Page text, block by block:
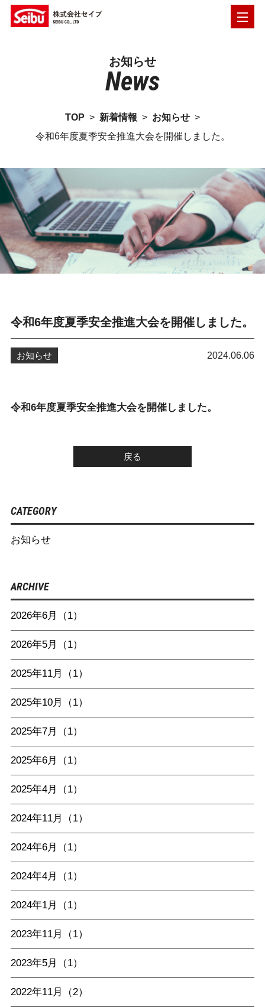
お知らせ
News
TOP > 新着情報 > お知らせ >
令和6年度夏季安全推進大会を開催しました。
令和6年度夏季安全推進大会を開催しました。
お知らせ 2024.06.06
令和6年度夏季安全推進大会を開催しました。
戻る
CATEGORY
お知らせ
ARCHIVE
2026年6月（1）
2026年5月（1）
2025年11月（1）
2025年10月（1）
2025年7月（1）
2025年6月（1）
2025年4月（1）
2024年11月（1）
2024年6月（1）
2024年4月（1）
2024年1月（1）
2023年11月（1）
2023年5月（1）
2022年11月（2）